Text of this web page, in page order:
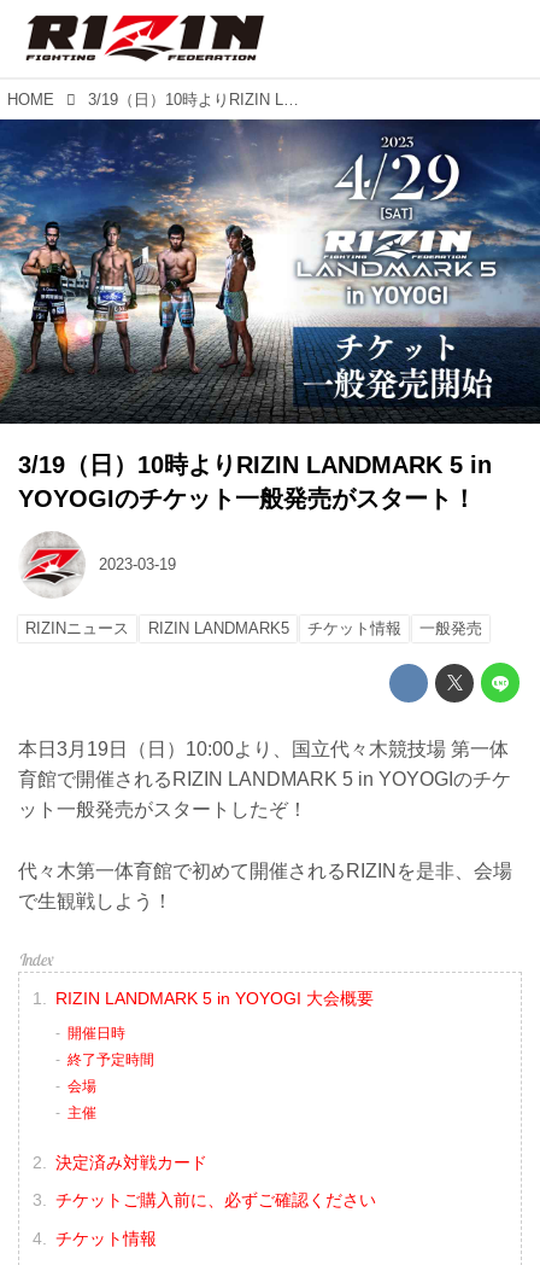
HOME 3/19（日）10時よりRIZIN LANDMARK 5 in YOYOGIのチケット一般発売がスタート！
3/19（日）10時よりRIZIN LANDMARK 5 in
YOYOGIのチケット一般発売がスタート！
2023-03-19
RIZINニュース RIZIN LANDMARK5 チケット情報 一般発売
本日3月19日（日）10:00より、国立代々木競技場 第一体
育館で開催されるRIZIN LANDMARK 5 in YOYOGIのチケ
ット一般発売がスタートしたぞ！
代々木第一体育館で初めて開催されるRIZINを是非、会場
で生観戦しよう！
RIZIN LANDMARK 5 in YOYOGI 大会概要
開催日時
終了予定時間
会場
主催
決定済み対戦カード
チケットご購入前に、必ずご確認ください
チケット情報